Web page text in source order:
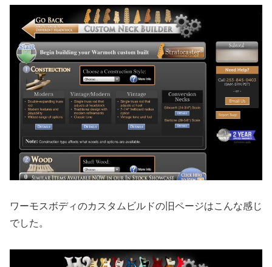
ワーモスボディのカスタムビルドの旧ページはこんな感じ
でした。